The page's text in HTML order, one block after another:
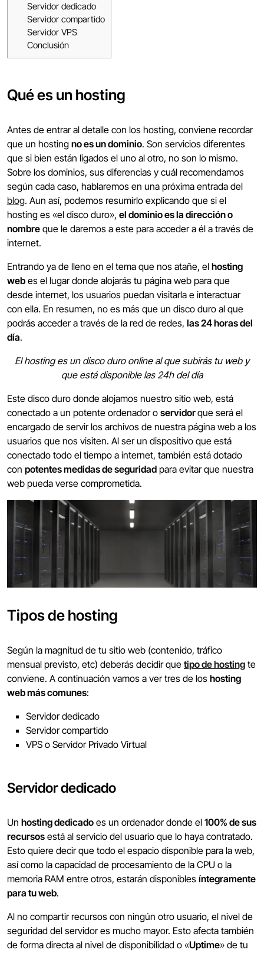
Servidor dedicado
Servidor compartido
Servidor VPS
Conclusión
Qué es un hosting
Antes de entrar al detalle con los hosting, conviene recordar
que un hosting no es un dominio. Son servicios diferentes
que si bien están ligados el uno al otro, no son lo mismo.
Sobre los dominios, sus diferencias y cuál recomendamos
según cada caso, hablaremos en una próxima entrada del
blog. Aun así, podemos resumirlo explicando que si el
hosting es «el disco duro», el dominio es la dirección o
nombre que le daremos a este para acceder a él a través de
internet.
Entrando ya de lleno en el tema que nos atañe, el hosting
web es el lugar donde alojarás tu página web para que
desde internet, los usuarios puedan visitarla e interactuar
con ella. En resumen, no es más que un disco duro al que
podrás acceder a través de la red de redes, las 24 horas del
día.
El hosting es un disco duro online al que subirás tu web y
que está disponible las 24h del día
Este disco duro donde alojamos nuestro sitio web, está
conectado a un potente ordenador o servidorque será el
encargado de servir los archivos de nuestra página web a los
usuarios que nos visiten. Al ser un dispositivo que está
conectado todo el tiempo a internet, también está dotado
con potentes medidas de seguridad para evitar que nuestra
web pueda verse comprometida.
Tipos de hosting
Según la magnitud de tu sitio web (contenido, tráfico
mensual previsto, etc) deberás decidir que tipo de hosting te
conviene. A continuación vamos a ver tres de los hosting
web más comunes:
Servidor dedicado
Servidor compartido
VPS o Servidor Privado Virtual
Servidor dedicado
Un hosting dedicado es un ordenador donde el 100% de sus
recursos está al servicio del usuario que lo haya contratado.
Esto quiere decir que todo el espacio disponible para la web,
así como la capacidad de procesamiento de la CPU o la
memoria RAM entre otros, estarán disponibles íntegramente
para tu web.
Al no compartir recursos con ningún otro usuario, el nivel de
seguridad del servidor es mucho mayor. Esto afecta también
de forma directa al nivel de disponibilidad o «Uptime» de tu